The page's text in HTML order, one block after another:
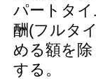
パートタ
酬(フルタ
める額を
する。